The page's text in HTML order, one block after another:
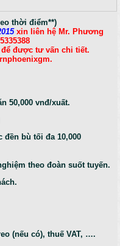
thời điểm**)
xin liên hệ Mr. Phương
được tư vấn chi tiết.
50,000 vnđ/xuất.
bù tối đa 10,000
theo đoàn suốt tuyến.
(nếu có), thuế VAT, ….